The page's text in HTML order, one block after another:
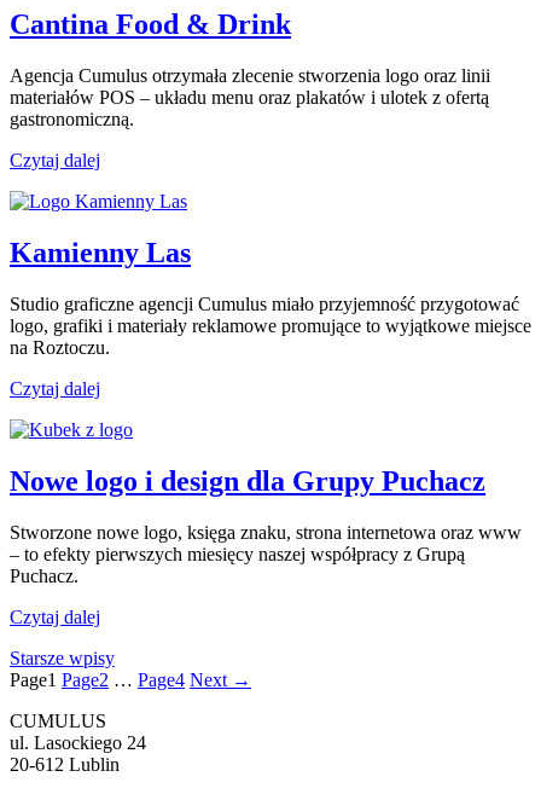
Cantina Food & Drink
Agencja Cumulus otrzymała zlecenie stworzenia logo oraz linii
materiałów POS – układu menu oraz plakatów i ulotek z ofertą
gastronomiczną.
Czytaj dalej
Kamienny Las
Studio graficzne agencji Cumulus miało przyjemność przygotować
logo, grafiki i materiały reklamowe promujące to wyjątkowe miejsce
na Roztoczu.
Czytaj dalej
Nowe logo i design dla Grupy Puchacz
Stworzone nowe logo, księga znaku, strona internetowa oraz www
– to efekty pierwszych miesięcy naszej współpracy z Grupą
Puchacz.
Czytaj dalej
Starsze wpisy
Page1 Page2 … Page4 Next →
CUMULUS
ul. Lasockiego 24
20-612 Lublin